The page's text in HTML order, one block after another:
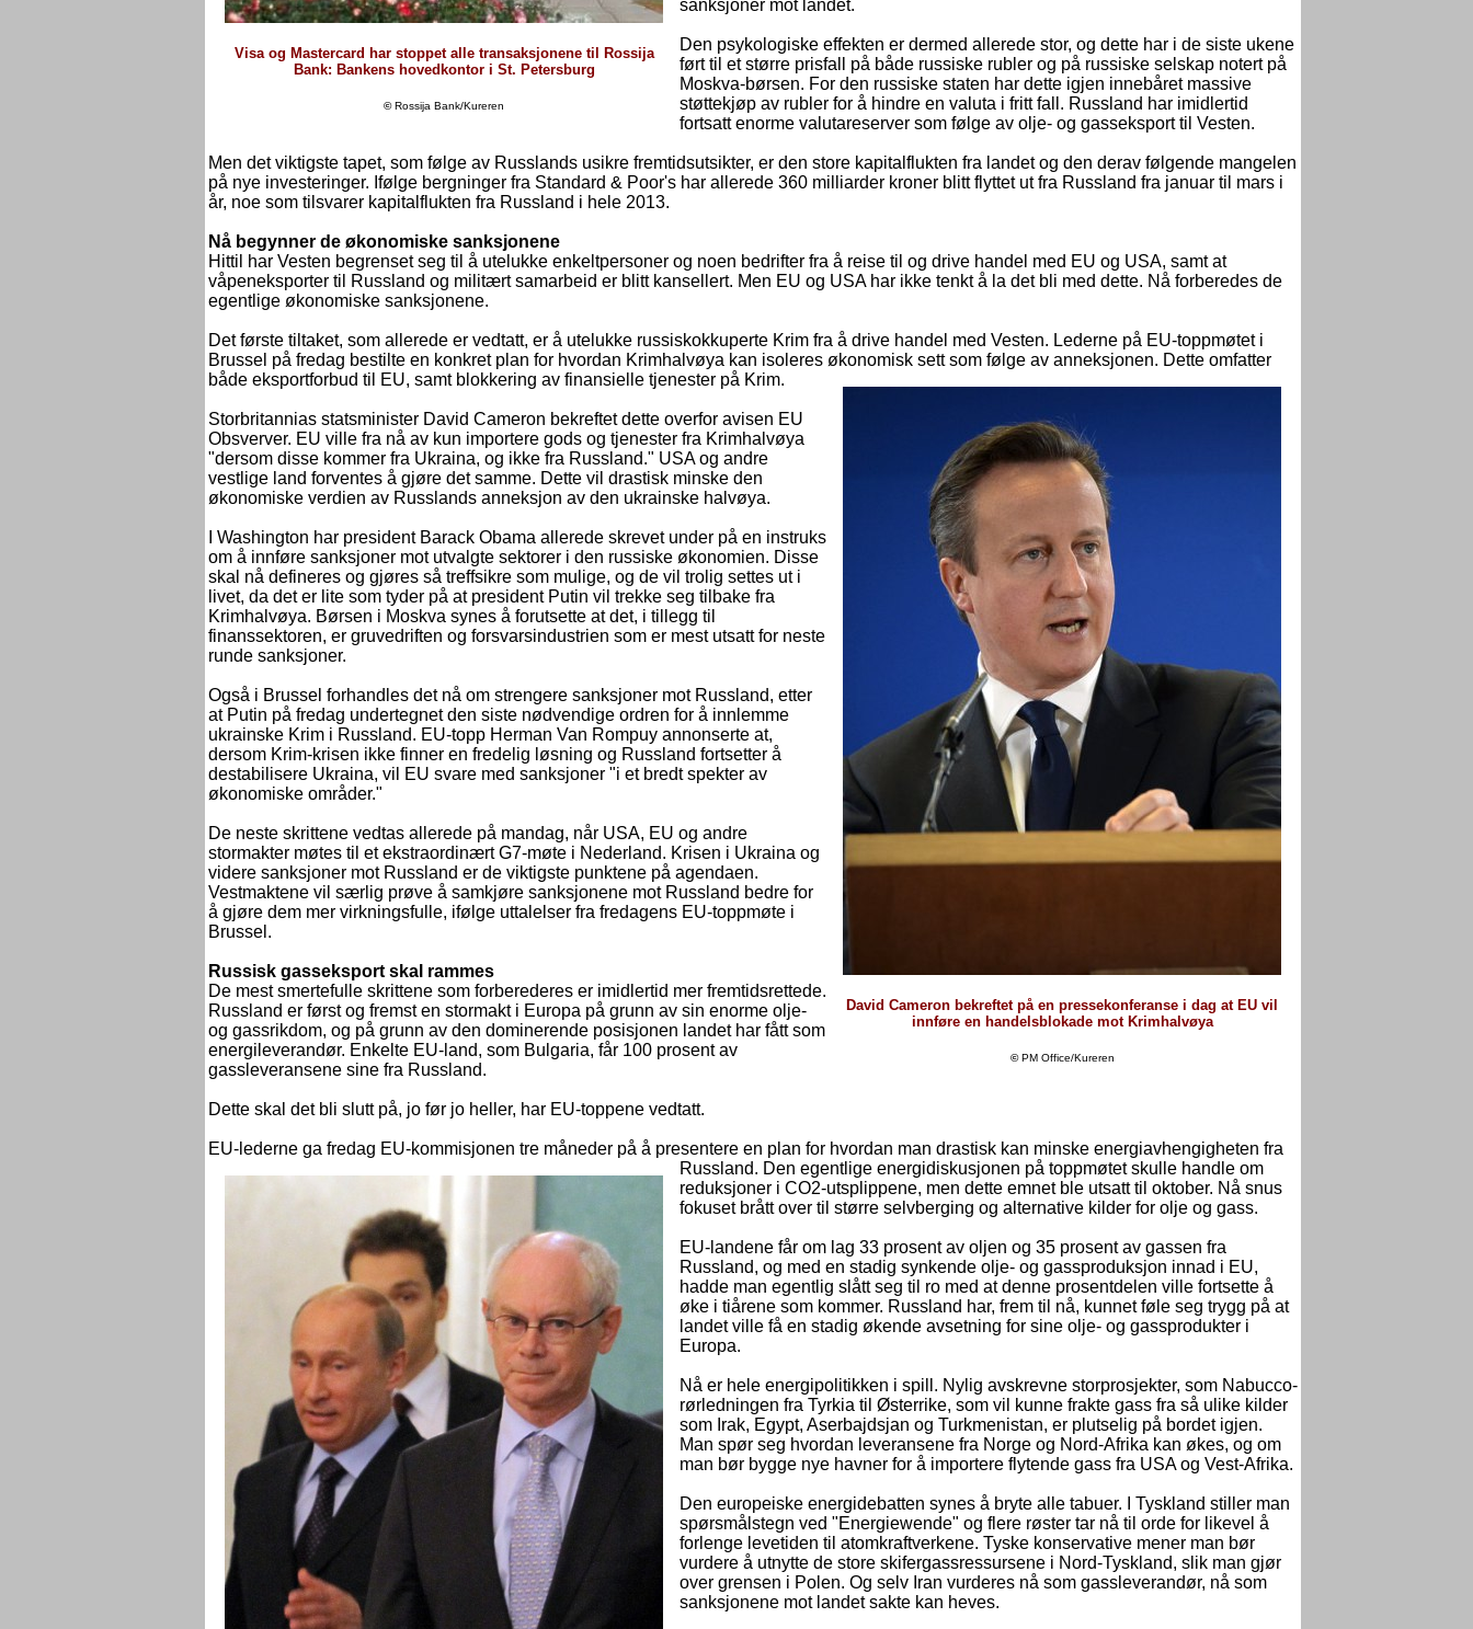
Visa og Mastercard har stoppet alle transaksjonene til Rossija
Bank: Bankens hovedkontor i St. Petersburg
©Rossija Bank/Kureren
sanksjoner mot landet.
Den psykologiske effekten er dermed allerede stor, og dette har i de siste ukene
ført til et større prisfall på både russiske rubler og på russiske selskap notert på
Moskva-børsen. For den russiske staten har dette igjen innebåret massive
støttekjøp av rubler for å hindre en valuta i fritt fall. Russland har imidlertid
fortsatt enorme valutareserver som følge av olje- og gasseksport til Vesten.
Men det viktigste tapet, som følge av Russlands usikre fremtidsutsikter, er den store kapitalflukten fra landet og den derav følgende mangelen
på nye investeringer. Ifølge bergninger fra Standard & Poor's har allerede 360 milliarder kroner blitt flyttet ut fra Russland fra januar til mars i
år, noe som tilsvarer kapitalflukten fra Russland i hele 2013.
Nå begynner de økonomiske sanksjonene
Hittil har Vesten begrenset seg til å utelukke enkeltpersoner og noen bedrifter fra å reise til og drive handel med EU og USA, samt at
våpeneksporter til Russland og militært samarbeid er blitt kansellert. Men EU og USA har ikke tenkt å la det bli med dette. Nå forberedes de
egentlige økonomiske sanksjonene.
Det første tiltaket, som allerede er vedtatt, er å utelukke russiskokkuperte Krim fra å drive handel med Vesten. Lederne på EU-toppmøtet i
Brussel på fredag bestilte en konkret plan for hvordan Krimhalvøya kan isoleres økonomisk sett som følge av anneksjonen. Dette omfatter
både eksportforbud til EU, samt blokkering av finansielle tjene
David Cameron bekreftet på en pressekonferanse i dag at EU vil
innføre en handelsblokade mot Krimhalvøya
©PM Office/Kureren
ster på Krim.
Storbritannias statsminister David Cameron bekreftet dette overfor avisen EU
Obsverver. EU ville fra nå av kun importere gods og tjenester fra Krimhalvøya
"dersom disse kommer fra Ukraina, og ikke fra Russland." USA og andre
vestlige land forventes å gjøre det samme. Dette vil drastisk minske den
økonomiske verdien av Russlands anneksjon av den ukrainske halvøya.
I Washington har president Barack Obama allerede skrevet under på en instruks
om å innføre sanksjoner mot utvalgte sektorer i den russiske økonomien. Disse
skal nå defineres og gjøres så treffsikre som mulige, og de vil trolig settes ut i
livet, da det er lite som tyder på at president Putin vil trekke seg tilbake fra
Krimhalvøya. Børsen i Moskva synes å forutsette at det, i tillegg til
finanssektoren, er gruvedriften og forsvarsindustrien som er mest utsatt for neste
runde sanksjoner.
Også i Brussel forhandles det nå om strengere sanksjoner mot Russland, etter
at Putin på fredag undertegnet den siste nødvendige ordren for å innlemme
ukrainske Krim i Russland. EU-topp Herman Van Rompuy annonserte at,
dersom Krim-krisen ikke finner en fredelig løsning og Russland fortsetter å
destabilisere Ukraina, vil EU svare med sanksjoner "i et bredt spekter av
økonomiske områder."
De neste skrittene vedtas allerede på mandag, når USA, EU og andre
stormakter møtes til et ekstraordinært G7-møte i Nederland. Krisen i Ukraina og
videre sanksjoner mot Russland er de viktigste punktene på agendaen.
Vestmaktene vil særlig prøve å samkjøre sanksjonene mot Russland bedre for
å gjøre dem mer virkningsfulle, ifølge uttalelser fra fredagens EU-toppmøte i
Brussel.
Russisk gasseksport skal rammes
De mest smertefulle skrittene som forberederes er imidlertid mer fremtidsrettede.
Russland er først og fremst en stormakt i Europa på grunn av sin enorme olje-
og gassrikdom, og på grunn av den dominerende posisjonen landet har fått som
energileverandør. Enkelte EU-land, som Bulgaria, får 100 prosent av
gassleveransene sine fra Russland.
Dette skal det bli slutt på, jo før jo heller, har EU-toppene vedtatt.
EU-lederne ga fredag EU-kommisjonen tre måneder på å presentere en plan for hvordan man drastisk kan minske energiavhengigheten fra
Russland. Den egentlige energidiskusjonen på toppmøtet skulle handle om
reduksjoner i CO2-utsplippene, men dette emnet ble utsatt til oktober. Nå snus
fokuset brått over til større selvberging og alternative kilder for olje og gass.
EU-landene får om lag 33 prosent av oljen og 35 prosent av gassen fra
Russland, og med en stadig synkende olje- og gassproduksjon innad i EU,
hadde man egentlig slått seg til ro med at denne prosentdelen ville fortsette å
øke i tiårene som kommer. Russland har, frem til nå, kunnet føle seg trygg på at
landet ville få en stadig økende avsetning for sine olje- og gassprodukter i
Europa.
Nå er hele energipolitikken i spill. Nylig avskrevne storprosjekter, som Nabucco-
rørledningen fra Tyrkia til Østerrike, som vil kunne frakte gass fra så ulike kilder
som Irak, Egypt, Aserbajdsjan og Turkmenistan, er plutselig på bordet igjen.
Man spør seg hvordan leveransene fra Norge og Nord-Afrika kan økes, og om
man bør bygge nye havner for å importere flytende gass fra USA og Vest-Afrika.
Den europeiske energidebatten synes å bryte alle tabuer. I Tyskland stiller man
spørsmålstegn ved "Energiewende" og flere røster tar nå til orde for likevel å
forlenge levetiden til atomkraftverkene. Tyske konservative mener man bør
vurdere å utnytte de store skifergassressursene i Nord-Tyskland, slik man gjør
over grensen i Polen. Og selv Iran vurderes nå som gassleverandør, nå som
sanksjonene mot landet sakte kan heves.